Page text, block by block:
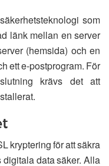
som
länk mellan en server
(hemsida) och en
ett e-postprogram. För
krävs det att
kryptering för att säkra
data säker. Alla